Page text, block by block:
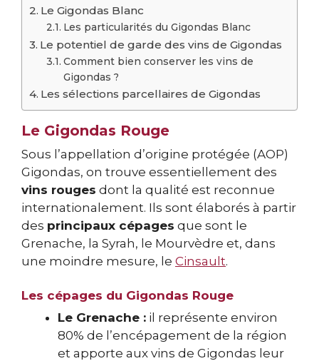
Le Gigondas Blanc
Les particularités du Gigondas Blanc
Le potentiel de garde des vins de Gigondas
Comment bien conserver les vins de
Gigondas ?
Les sélections parcellaires de Gigondas
Le Gigondas Rouge
Sous l’appellation d’origine protégée (AOP)
Gigondas, on trouve essentiellement des
vins rouges dont la qualité est reconnue
internationalement. Ils sont élaborés à partir
des principaux cépages que sont le
Grenache, la Syrah, le Mourvèdre et, dans
une moindre mesure, le Cinsault.
Les cépages du Gigondas Rouge
Le Grenache : il représente environ
80% de l’encépagement de la région
et apporte aux vins de Gigondas leur